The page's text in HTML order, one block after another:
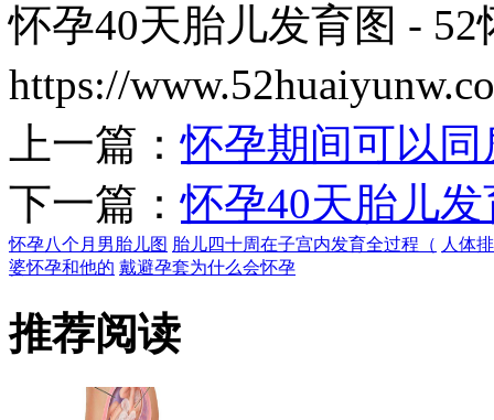
怀孕40天胎儿发育图 - 52
https://
上一篇：怀孕期间可以同
下一篇：怀孕40天胎儿
怀孕八个月男胎儿图 胎儿四十周在子宫内发育全过程（ 人体
婆怀孕和他的 戴避孕套为什么会怀孕
推荐阅读